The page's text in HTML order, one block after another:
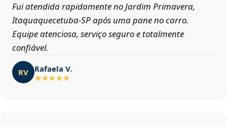
Fui atendida rapidamente no Jardim Primavera,
Itaquaquecetuba‑SP após uma pane no carro.
Equipe atenciosa, serviço seguro e totalmente
confiável.
RV Rafaela V.